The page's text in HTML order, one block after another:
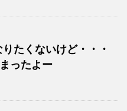
たくないけど・・・
ったよー